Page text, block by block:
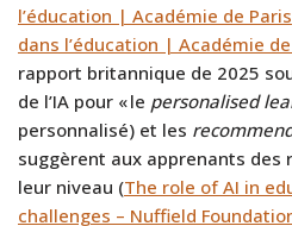
l’éducation | Académie de Paris
dans l’éducation | Académie
rapport britannique de 2025
de l’IA pour « le personalised
personnalisé) et les
suggèrent aux apprenants des
leur niveau (The role of AI in
challenges – Nuffield